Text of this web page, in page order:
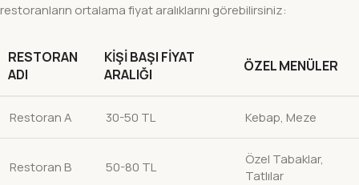
restoranların ortalama fiyat aralıklarını görebilirsiniz:
RESTORAN
ADI
KIŞI BAŞI FIYAT
ARALIĞI
ÖZEL MENÜLER
Restoran A 30-50 TL Kebap, Meze
Restoran B 50-80 TL
Özel Tabaklar,
Tatlılar